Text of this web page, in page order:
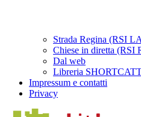
Strada Regina (RSI
Chiese in diretta (RSI
Dal web
Libreria
Impressum e contatti
Privacy